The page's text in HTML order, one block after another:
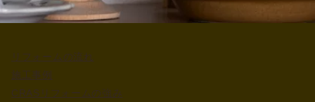
リフォームの流れ
CRASリフォームの強み
施工事例